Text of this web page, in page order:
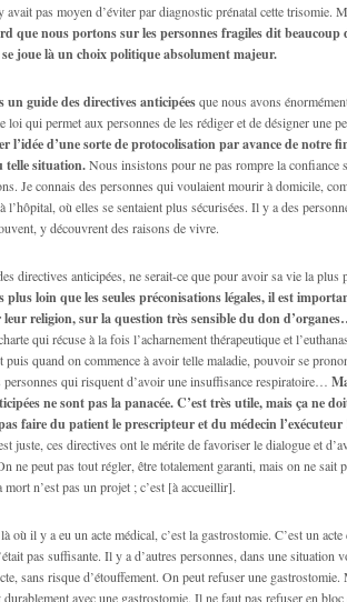
avait pas moyen d’éviter par diagnostic prénatal cette trisomie.
que nous portons sur les personnes fragiles dit beaucoup
joue là un choix politique absolument majeur.
guide des directives anticipéesque nous avons
loi qui permet aux personnes de les rédiger et de désigner une
l’idée d’une sorte de protocolisation par avance de notre
telle situation.Nous insistons pour ne pas rompre la confiance
Je connais des personnes qui voulaient mourir à domicile,
où elles se sentaient plus sécurisées. Il y a des
y découvrent des raisons de vivre.
directives anticipées, ne serait-ce que pour avoir sa vie la plus
plus loin que les seules préconisations légales, il est
leur religion, sur la question très sensible du don
qui récuse à la fois l’acharnement thérapeutique et
puis quand on commence à avoir telle maladie, pouvoir se
qui risquent d’avoir une insuffisance respiratoire…
ne sont pas la panacée. C’est très utile, mais ça ne
faire du patient le prescripteur et du médecin l’exécuteur
juste, ces directives ont le mérite de favoriser le dialogue et
ne peut pas tout régler, être totalement garanti, mais on ne
n’est pas un projet ; c’est [à accueillir].
où il y a eu un acte médical, c’est la gastrostomie. C’est un
pas suffisante. Il y a d’autres personnes, dans une situation
sans risque d’étouffement. On peut refuser une
avec une gastrostomie. Il ne faut pas refuser en bloc